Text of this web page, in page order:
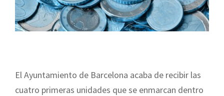
El Ayuntamiento de Barcelona acaba de recibir las
cuatro primeras unidades que se enmarcan dentro